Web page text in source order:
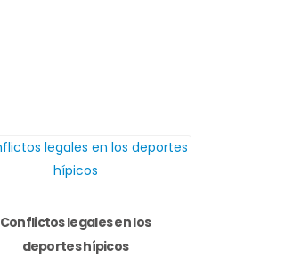
Conflictos legales en los
deportes hípicos